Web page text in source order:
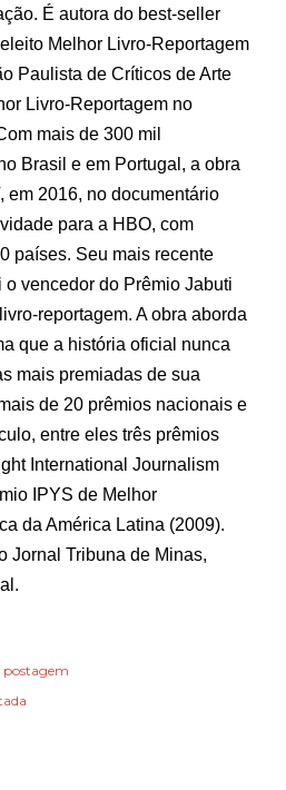
É autora do best-seller
Melhor Livro-Reportagem
Paulista de Críticos de Arte
Livro-Reportagem no
mais de 300 mil
Brasil e em Portugal, a obra
em 2016, no documentário
para a HBO, com
países. Seu mais recente
vencedor do Prêmio Jabuti
reportagem. A obra aborda
que a história oficial nunca
mais premiadas de sua
de 20 prêmios nacionais e
entre eles três prêmios
International Journalism
IPYS de Melhor
da América Latina (2009).
Jornal Tribuna de Minas,
postagem